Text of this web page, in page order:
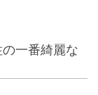
一番綺麗な